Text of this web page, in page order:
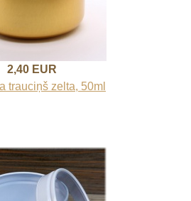
2,40 EUR
trauciņš zelta, 50ml